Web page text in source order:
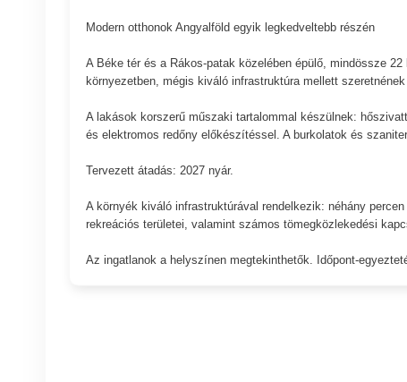
Modern otthonok Angyalföld egyik legkedveltebb részén
A Béke tér és a Rákos-patak közelében épülő, mindössze
környezetben, mégis kiváló infrastruktúra mellett
A lakások korszerű műszaki tartalommal készülnek:
és elektromos redőny előkészítéssel. A burkolatok és
Tervezett átadás: 2027 nyár.
A környék kiváló infrastruktúrával rendelkezik: néhány
rekreációs területei, valamint számos tömegközlekedési
Az ingatlanok a helyszínen megtekinthetők. Időpont-